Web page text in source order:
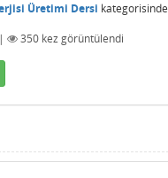
Üretimi Dersi kategorisinde
| 350 kez görüntülendi